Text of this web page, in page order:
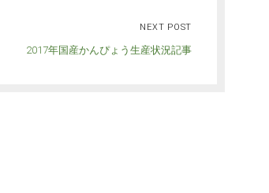
NEXT POST
2017年国産かんぴょう生産状況記事